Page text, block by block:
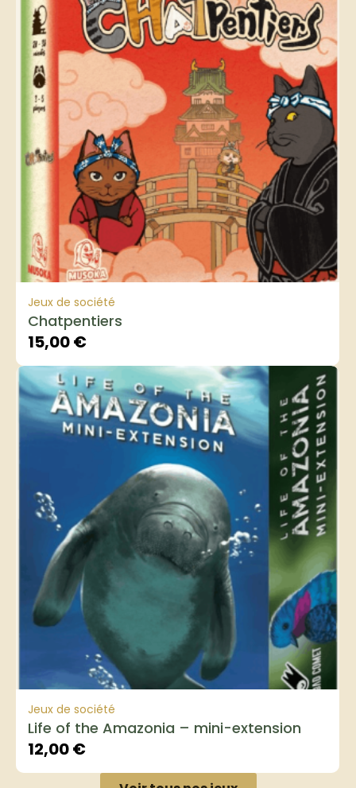
Jeux de société
Chatpentiers
15,00€
Jeux de société
Life of the Amazonia – mini-extension
12,00€